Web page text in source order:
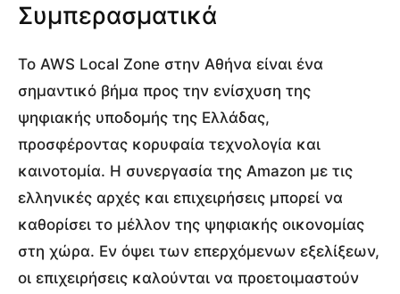
Συμπερασματικά
Το AWS Local Zone στην Αθήνα είναι ένα
σημαντικό βήμα προς την ενίσχυση της
ψηφιακής υποδομής της Ελλάδας,
προσφέροντας κορυφαία τεχνολογία και
καινοτομία. Η συνεργασία της Amazon με τις
ελληνικές αρχές και επιχειρήσεις μπορεί να
καθορίσει το μέλλον της ψηφιακής οικονομίας
στη χώρα. Εν όψει των επερχόμενων εξελίξεων,
οι επιχειρήσεις καλούνται να προετοιμαστούν